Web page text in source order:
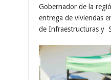
Gobernador de la
entrega de viviendas
de Infraestructuras y